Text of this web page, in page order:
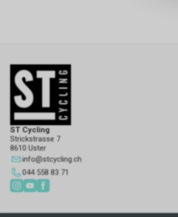
ST Cycling
Strickstrasse 7
8610 Uster
info@stcycling.ch
044 558 83 71